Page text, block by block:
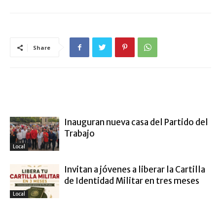
Share
Local
Inauguran nueva casa del Partido del
Trabajo
Local
Invitan a jóvenes a liberar la Cartilla
de Identidad Militar en tres meses